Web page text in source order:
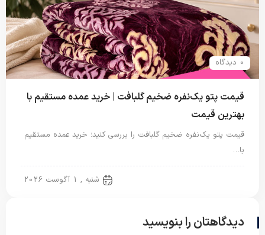
0 دیدگاه
قیمت پتو یک‌نفره ضخیم گلبافت | خرید عمده مستقیم با
بهترین قیمت
قیمت پتو یک‌نفره ضخیم گلبافت را بررسی کنید؛ خرید عمده مستقیم
با…
شنبه , 1 آگوست 2026
دیدگاهتان را بنویسید